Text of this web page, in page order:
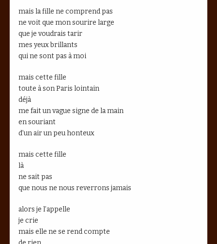
mais la fille ne comprend pas
ne voit que mon sourire large
que je voudrais tarir
mes yeux brillants
qui ne sont pas à moi
mais cette fille
toute à son Paris lointain
déjà
me fait un vague signe de la main
en souriant
d’un air un peu honteux
mais cette fille
là
ne sait pas
que nous ne nous reverrons jamais
alors je l’appelle
je crie
mais elle ne se rend compte